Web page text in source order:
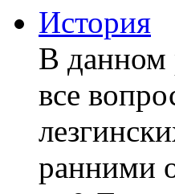
История
В данном
все
ранними